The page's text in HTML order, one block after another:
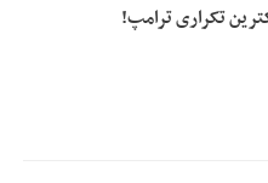
تکراری ترامپ!